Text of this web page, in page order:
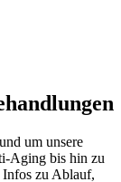
um unsere
Aging bis hin zu
zu Ablauf,